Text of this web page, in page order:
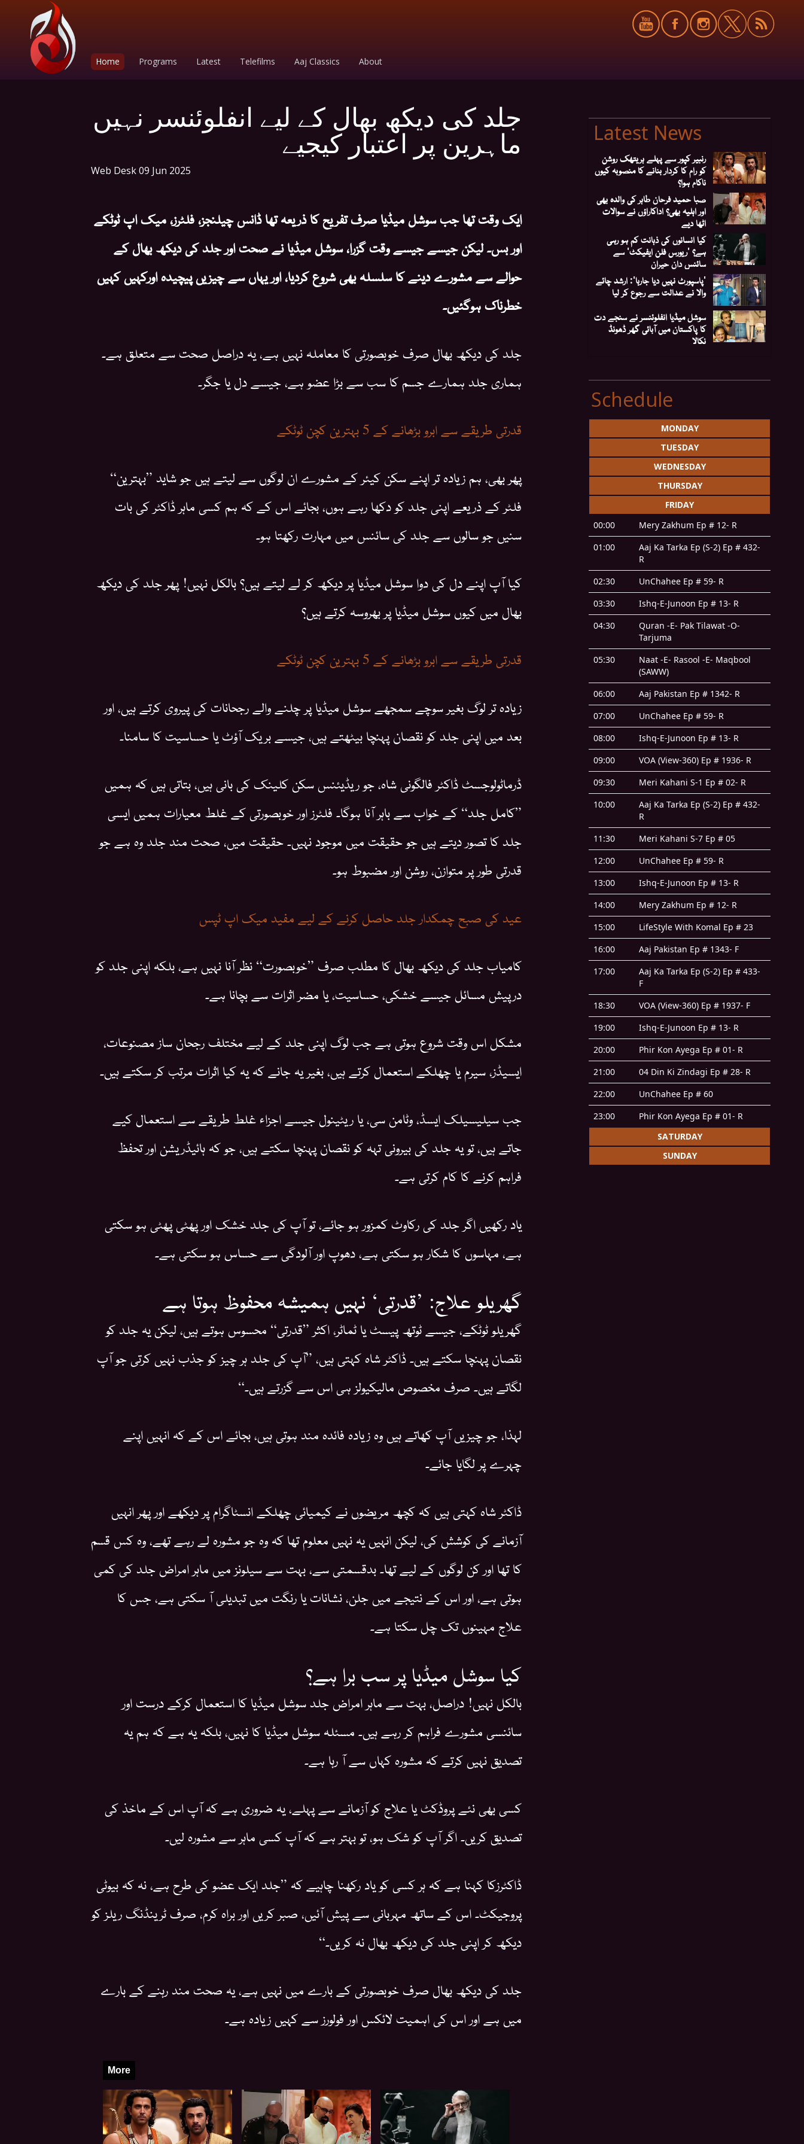
Home Programs Latest Telefilms Aaj Classics About
جلد کی دیکھ بھال کے لیے انفلوئنسر نہیں
ماہرین پر اعتبار کیجیے
Web Desk09 Jun 2025
ایک وقت تھا جب سوشل میڈیا صرف تفریح کا ذریعہ تھا ڈانس چیلنجز، فلٹرز، میک اپ ٹوٹکے
اور بس۔ لیکن جیسے جیسے وقت گزرا، سوشل میڈیا نے صحت اور جلد کی دیکھ بھال کے
حوالے سے مشورے دینے کا سلسلہ بھی شروع کردیا، اور یہاں سے چیزیں پیچیدہ اورکہیں کہیں
خطرناک ہوگئیں۔
جلد کی دیکھ بھال صرف خوبصورتی کا معاملہ نہیں ہے، یہ دراصل صحت سے متعلق ہے۔
ہماری جلد ہمارے جسم کا سب سے بڑا عضو ہے، جیسے دل یا جگر۔
قدرتی طریقے سے ابرو بڑھانے کے 5 بہترین کچن ٹوٹکے
پھر بھی، ہم زیادہ تر اپنے سکن کیئر کے مشورے ان لوگوں سے لیتے ہیں جو شاید ”بہترین“
فلٹر کے ذریعے اپنی جلد کو دکھا رہے ہوں، بجائے اس کے کہ ہم کسی ماہر ڈاکٹر کی بات
سنیں جو سالوں سے جلد کی سائنس میں مہارت رکھتا ہو۔
کیا آپ اپنے دل کی دوا سوشل میڈیا پر دیکھ کر لے لیتے ہیں؟ بالکل نہیں! پھر جلد کی دیکھ
بھال میں کیوں سوشل میڈیا پر بھروسہ کرتے ہیں؟
قدرتی طریقے سے ابرو بڑھانے کے 5 بہترین کچن ٹوٹکے
زیادہ تر لوگ بغیر سوچے سمجھے سوشل میڈیا پر چلنے والے رجحانات کی پیروی کرتے ہیں، اور
بعد میں اپنی جلد کو نقصان پہنچا بیٹھتے ہیں، جیسے بریک آؤٹ یا حساسیت کا سامنا۔
ڈرماٹولوجسٹ ڈاکٹر فالگونی شاہ، جو ریڈیئنس سکن کلینک کی بانی ہیں، بتاتی ہیں کہ ہمیں
”کامل جلد“ کے خواب سے باہر آنا ہوگا۔ فلٹرز اور خوبصورتی کے غلط معیارات ہمیں ایسی
جلد کا تصور دیتے ہیں جو حقیقت میں موجود نہیں۔ حقیقت میں، صحت مند جلد وہ ہے جو
قدرتی طور پر متوازن، روشن اور مضبوط ہو۔
عید کی صبح چمکدار جلد حاصل کرنے کے لیے مفید میک اپ ٹپس
کامیاب جلد کی دیکھ بھال کا مطلب صرف ”خوبصورت“ نظر آنا نہیں ہے، بلکہ اپنی جلد کو
درپیش مسائل جیسے خشکی، حساسیت، یا مضر اثرات سے بچانا ہے۔
مشکل اس وقت شروع ہوتی ہے جب لوگ اپنی جلد کے لیے مختلف رجحان ساز مصنوعات،
ایسیڈز، سیرم یا چھلکے استعمال کرتے ہیں، بغیر یہ جانے کہ یہ کیا اثرات مرتب کر سکتے ہیں۔
جب سیلیسیلک ایسڈ، وٹامن سی، یا ریٹینول جیسے اجزاء غلط طریقے سے استعمال کیے
جاتے ہیں، تو یہ جلد کی بیرونی تہہ کو نقصان پہنچا سکتے ہیں، جو کہ ہائیڈریشن اور تحفظ
فراہم کرنے کا کام کرتی ہے۔
یاد رکھیں اگر جلد کی رکاوٹ کمزور ہو جائے، تو آپ کی جلد خشک اور پھٹی پھٹی ہو سکتی
ہے، مہاسوں کا شکار ہو سکتی ہے، دھوپ اور آلودگی سے حساس ہو سکتی ہے۔
گھریلو علاج: ’قدرتی‘ نہیں ہمیشہ محفوظ ہوتا ہے
گھریلو ٹوٹکے، جیسے ٹوتھ پیسٹ یا ٹماٹر، اکثر ”قدرتی“ محسوس ہوتے ہیں، لیکن یہ جلد کو
نقصان پہنچا سکتے ہیں۔ ڈاکٹر شاہ کہتی ہیں، ”آپ کی جلد ہر چیز کو جذب نہیں کرتی جو آپ
لگاتے ہیں۔ صرف مخصوص مالیکیولز ہی اس سے گزرتے ہیں۔“
لہذا، جو چیزیں آپ کھاتے ہیں وہ زیادہ فائدہ مند ہوتی ہیں، بجائے اس کے کہ انہیں اپنے
چہرے پر لگایا جائے۔
ڈاکٹر شاہ کہتی ہیں کہ کچھ مریضوں نے کیمیائی چھلکے انسٹاگرام پر دیکھے اور پھر انہیں
آزمانے کی کوشش کی، لیکن انہیں یہ نہیں معلوم تھا کہ وہ جو مشورہ لے رہے تھے، وہ کس قسم
کا تھا اور کن لوگوں کے لیے تھا۔ بدقسمتی سے، بہت سے سیلونز میں ماہر امراض جلد کی کمی
ہوتی ہے، اور اس کے نتیجے میں جلن، نشانات یا رنگت میں تبدیلی آ سکتی ہے، جس کا
علاج مہینوں تک چل سکتا ہے۔
کیا سوشل میڈیا پر سب برا ہے؟
بالکل نہیں! دراصل، بہت سے ماہر امراض جلد سوشل میڈیا کا استعمال کرکے درست اور
سائنسی مشورے فراہم کر رہے ہیں۔ مسئلہ سوشل میڈیا کا نہیں، بلکہ یہ ہے کہ ہم یہ
تصدیق نہیں کرتے کہ مشورہ کہاں سے آ رہا ہے۔
کسی بھی نئے پروڈکٹ یا علاج کو آزمانے سے پہلے، یہ ضروری ہے کہ آپ اس کے ماخذ کی
تصدیق کریں۔ اگر آپ کو شک ہو، تو بہتر ہے کہ آپ کسی ماہر سے مشورہ لیں۔
ڈاکٹرزکا کہنا ہے کہ ہر کسی کو یاد رکھنا چاہیے کہ ”جلد ایک عضو کی طرح ہے، نہ کہ بیوٹی
پروجیکٹ۔ اس کے ساتھ مہربانی سے پیش آئیں، صبر کریں اور براہ کرم، صرف ٹرینڈنگ ریلز کو
دیکھ کر اپنی جلد کی دیکھ بھال نہ کریں۔“
جلد کی دیکھ بھال صرف خوبصورتی کے بارے میں نہیں ہے، یہ صحت مند رہنے کے بارے
میں ہے اور اس کی اہمیت لائکس اور فولورز سے کہیں زیادہ ہے۔
More
Latest News
رنبیر کپور سے پہلے ہریتھک روشن
کو رام کا کردار بنانے کا منصوبہ کیوں
ناکام ہوا؟
صبا حمید فرحان طاہر کی والدہ بھی
اور اہلیہ بھی؟ اداکاراؤں نے سوالات
اٹھا دیے
کیا انسانوں کی ذہانت کم ہو رہی
ہے؟ 'ریورس فلن ایفیکٹ' سے
سائنس دان حیران
'پاسپورٹ نہیں دیا جارہا': ارشد چائے
والا نے عدالت سے رجوع کر لیا
سوشل میڈیا انفلوئنسر نے سنجے دت
کا پاکستان میں آبائی گھر ڈھونڈ
نکالا
Schedule
MONDAY
TUESDAY
WEDNESDAY
THURSDAY
FRIDAY
00:00
Mery Zakhum Ep # 12- R
01:00
Aaj Ka Tarka Ep (S-2) Ep # 432-
R
02:30
UnChahee Ep # 59- R
03:30
Ishq-E-Junoon Ep # 13- R
04:30
Quran -E- Pak Tilawat -O-
Tarjuma
05:30
Naat -E- Rasool -E- Maqbool
(SAWW)
06:00
Aaj Pakistan Ep # 1342- R
07:00
UnChahee Ep # 59- R
08:00
Ishq-E-Junoon Ep # 13- R
09:00
VOA (View-360) Ep # 1936- R
09:30
Meri Kahani S-1 Ep # 02- R
10:00
Aaj Ka Tarka Ep (S-2) Ep # 432-
R
11:30
Meri Kahani S-7 Ep # 05
12:00
UnChahee Ep # 59- R
13:00
Ishq-E-Junoon Ep # 13- R
14:00
Mery Zakhum Ep # 12- R
15:00
LifeStyle With Komal Ep # 23
16:00
Aaj Pakistan Ep # 1343- F
17:00
Aaj Ka Tarka Ep (S-2) Ep # 433-
F
18:30
VOA (View-360) Ep # 1937- F
19:00
Ishq-E-Junoon Ep # 13- R
20:00
Phir Kon Ayega Ep # 01- R
21:00
04 Din Ki Zindagi Ep # 28- R
22:00
UnChahee Ep # 60
23:00
Phir Kon Ayega Ep # 01- R
SATURDAY
SUNDAY